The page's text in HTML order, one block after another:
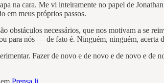
na cara. Me vi inteiramente no papel de
em meus próprios passos.
obstáculos necessários, que nos motivam a se
para nós — de fato é. Ninguém, ninguém, acerta
Fazer de novo e de novo e de novo e
Prensa.li.